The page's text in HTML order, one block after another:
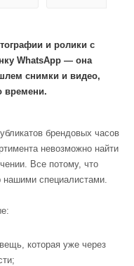
и ролики с
WhatsApp — она
снимки и видео,
времени.
брендовых часов
невозможно найти
Все потому, что
нашими специалистами.
которая уже через